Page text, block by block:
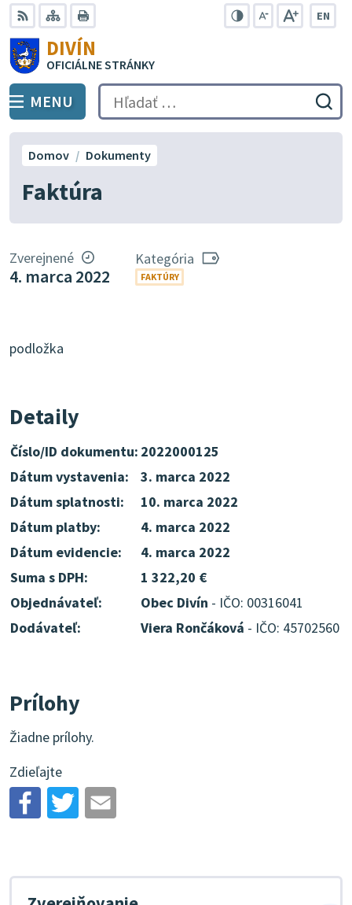
Preskočiť
na
obsah
RSS Mapa
EN
DIVÍN
OFICIÁLNE STRÁNKY
PREPNÚŤ
MENU Hľadať:
Faktúra
Domov Dokumenty
Zverejnené
4. marca 2022
Kategória
FAKTÚRY
podložka
Detaily
Číslo/ID dokumentu: 2022000125
Dátum vystavenia:
3. marca 2022
Dátum splatnosti:
10. marca 2022
Dátum platby:
4. marca 2022
Dátum evidencie:
4. marca 2022
Suma s DPH:
1 322,20 €
Objednávateľ:
Obec Divín - IČO: 00316041
Dodávateľ:
Viera Rončáková - IČO: 45702560
Prílohy
Žiadne prílohy.
Zdieľajte